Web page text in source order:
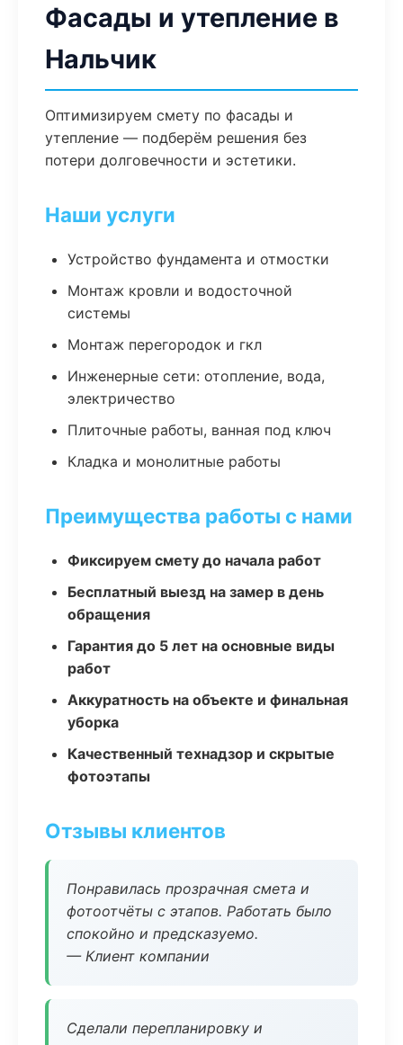
Фасады и утепление в
Нальчик
Оптимизируем смету по фасады и
утепление — подберём решения без
потери долговечности и эстетики.
Наши услуги
Устройство фундамента и отмостки
Монтаж кровли и водосточной
системы
Монтаж перегородок и гкл
Инженерные сети: отопление, вода,
электричество
Плиточные работы, ванная под ключ
Кладка и монолитные работы
Преимущества работы с нами
Фиксируем смету до начала работ
Бесплатный выезд на замер в день
обращения
Гарантия до 5 лет на основные виды
работ
Аккуратность на объекте и финальная
уборка
Качественный технадзор и скрытые
фотоэтапы
Отзывы клиентов
Понравилась прозрачная смета и
фотоотчёты с этапов. Работать было
спокойно и предсказуемо.
— Клиент компании
Сделали перепланировку и